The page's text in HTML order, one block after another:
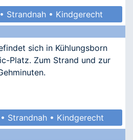
Strandnah • Kindgerecht
sich in Kühlungsborn
Platz. Zum Strand und zur
Strandnah • Kindgerecht